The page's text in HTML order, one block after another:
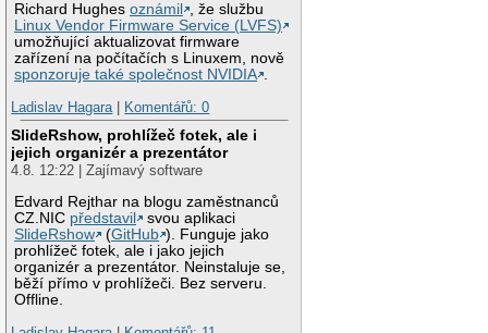
Richard Hughesoznámil
, že službu
Linux Vendor Firmware Service (LVFS)
umožňující aktualizovat firmware
zařízení na počítačích s Linuxem, nově
sponzoruje také společnost NVIDIA .
Ladislav Hagara | Komentářů: 0
SlideRshow, prohlížeč fotek, ale i
jejich organizér a prezentátor
4.8. 12:22 | Zajímavý software
Edvard Rejthar na blogu zaměstnanců
CZ.NIC představil
svou aplikaci
SlideRshow
(GitHub ). Funguje jako
prohlížeč fotek, ale i jako jejich
organizér a prezentátor. Neinstaluje se,
běží přímo v prohlížeči. Bez serveru.
Offline.